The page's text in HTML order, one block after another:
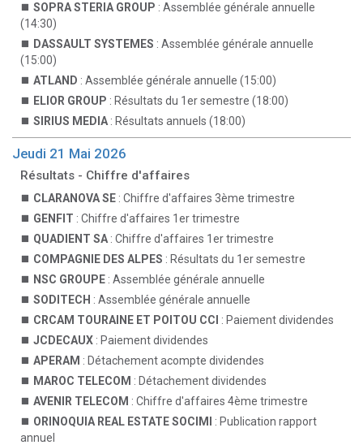
SOPRA STERIA GROUP : Assemblée générale annuelle
(14:30)
DASSAULT SYSTEMES : Assemblée générale annuelle
(15:00)
ATLAND : Assemblée générale annuelle (15:00)
ELIOR GROUP : Résultats du 1er semestre (18:00)
SIRIUS MEDIA : Résultats annuels (18:00)
Jeudi 21 Mai 2026
Résultats - Chiffre d'affaires
CLARANOVA SE : Chiffre d'affaires 3ème trimestre
GENFIT : Chiffre d'affaires 1er trimestre
QUADIENT SA : Chiffre d'affaires 1er trimestre
COMPAGNIE DES ALPES : Résultats du 1er semestre
NSC GROUPE : Assemblée générale annuelle
SODITECH : Assemblée générale annuelle
CRCAM TOURAINE ET POITOU CCI : Paiement dividendes
JCDECAUX : Paiement dividendes
APERAM : Détachement acompte dividendes
MAROC TELECOM : Détachement dividendes
AVENIR TELECOM : Chiffre d'affaires 4ème trimestre
ORINOQUIA REAL ESTATE SOCIMI
: Publication rapport
annuel